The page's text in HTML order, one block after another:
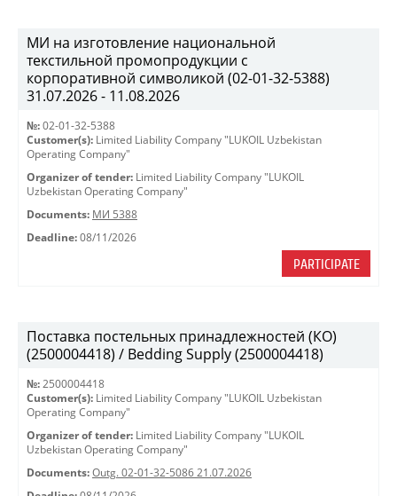
МИ на изготовление национальной
текстильной промопродукции с
корпоративной символикой (02-01-32-5388)
31.07.2026 - 11.08.2026
№: 02-01-32-5388
Customer(s): Limited Liability Company "LUKOIL Uzbekistan
Operating Company"
Organizer of tender: Limited Liability Company "LUKOIL
Uzbekistan Operating Company"
Documents: МИ 5388
Deadline: 08/11/2026
PARTICIPATE
Поставка постельных принадлежностей (КО)
(2500004418) / Bedding Supply (2500004418)
№: 2500004418
Customer(s): Limited Liability Company "LUKOIL Uzbekistan
Operating Company"
Organizer of tender: Limited Liability Company "LUKOIL
Uzbekistan Operating Company"
Documents: Outg. 02-01-32-5086 21.07.2026